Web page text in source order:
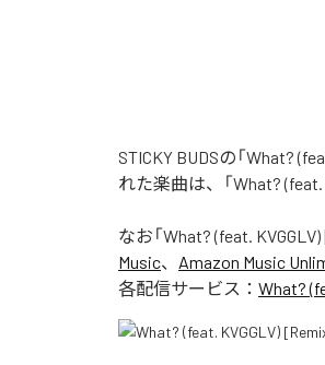
STICKY BUDSの「What?
れた楽曲は、「What? (feat.
なお「What? (feat.
Music、 Amazon Music
各配信サービス： What?